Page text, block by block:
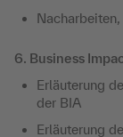
6. Business
Erläuterung
der BIA
Erläuterung